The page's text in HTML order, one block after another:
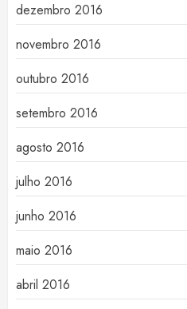
dezembro 2016
novembro 2016
outubro 2016
setembro 2016
agosto 2016
julho 2016
junho 2016
maio 2016
abril 2016